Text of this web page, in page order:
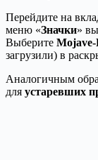
Перейдите на
меню «Значки»
Выберите
загрузили) в
Аналогичным
для устаревших